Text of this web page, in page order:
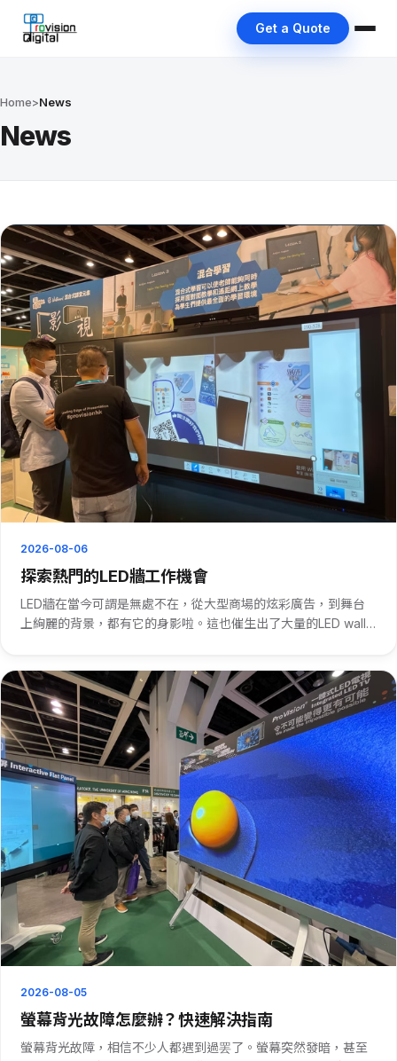
Get a Quote
Home>News
News
2026-08-06
探索熱門的LED牆工作機會
LED牆在當今可謂是無處不在，從大型商場的炫彩廣告，到舞台
上絢麗的背景，都有它的身影啦。這也催生出了大量的LED wall
2026-08-05
螢幕背光故障怎麼辦？快速解決指南
螢幕背光故障，相信不少人都遇到過罢了。螢幕突然發暗，甚至